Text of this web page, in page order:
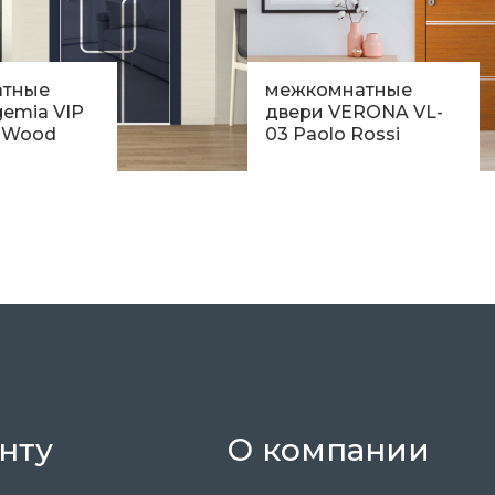
VIP
межкомнатные
двери VERONA VL-
03 Paolo Rossi
О компании